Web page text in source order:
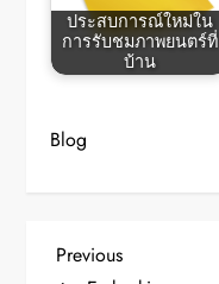
ประสบการณ์ใหม่ใน
การรับชมภาพยนตร์ที่
บ้าน
Blog
P
Previous
Previous